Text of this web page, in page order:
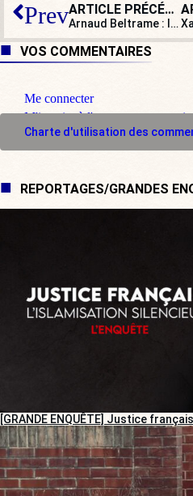
Prev ARTICLE PRÉCÉDENT
Arnaud Beltrame : l’héroïsme, une vertu à laquelle nous sommes tous appelés !
VOS COMMENTAIRES
Me connecter
M'inscrire à l'espace
Charte d'utilisation des
REPORTAGES/GRANDES
[GRANDE ENQUÊTE] Justice